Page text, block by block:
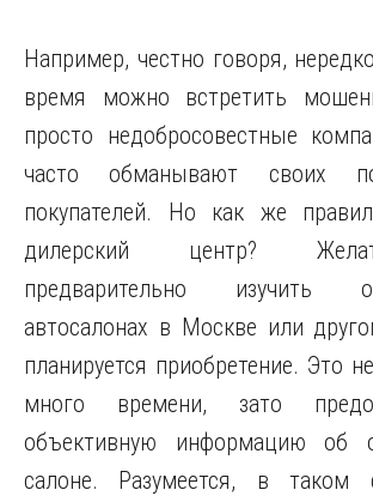
Например, честно говоря,
время можно встретить
просто недобросовестные
часто обманывают своих
покупателей. Но как же
дилерский центр?
предварительно
автосалонах в Москве или
планируется приобретение. Это
много времени, зато
объективную информацию об
салоне. Разумеется, в таком